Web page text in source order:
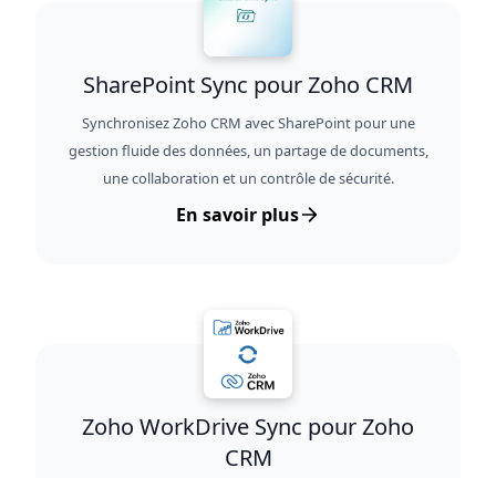
SharePoint Sync pour Zoho CRM
Synchronisez Zoho CRM avec SharePoint pour une
gestion fluide des données, un partage de documents,
une collaboration et un contrôle de sécurité.
En savoir plus
Zoho WorkDrive Sync pour Zoho
CRM